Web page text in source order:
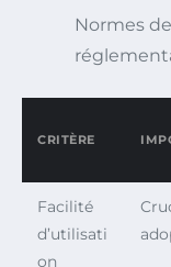
Normes
CRITÈRE
Facilité
d’utilisati
on